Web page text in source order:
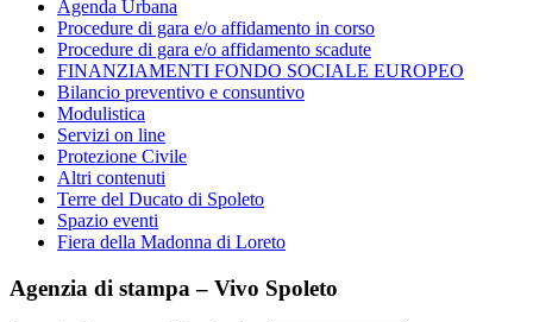
Agenda Urbana
Procedure di gara e/o affidamento in corso
Procedure di gara e/o affidamento scadute
FINANZIAMENTI FONDO SOCIALE EUROPEO
Bilancio preventivo e consuntivo
Modulistica
Servizi on line
Protezione Civile
Altri contenuti
Terre del Ducato di Spoleto
Spazio eventi
Fiera della Madonna di Loreto
Agenzia di stampa – Vivo Spoleto